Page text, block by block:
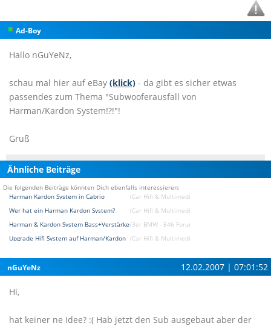
Ad-Boy
Hallo nGuYeNz,
schau mal hier auf eBay (klick) - da gibt es sicher etwas
passendes zum Thema "Subwooferausfall von
Harman/Kardon System!?!"!
Gruß
Ähnliche Beiträge
Die folgenden Beiträge könnten Dich ebenfalls interessieren:
Harman Kardon System in Cabrio
(Car Hifi & Multimedia & Navigation Forum)
Wer hat ein Harman Kardon System?
(Car Hifi & Multimedia & Navigation Forum)
Harman & Kardon System Bass+Verstärker(3er BMW - E46 Forum)
Upgrade Hifi System auf Harman/Kardon (Car Hifi & Multimedia & Navigation Forum)
nGuYeNz 12.02.2007 | 07:01:52
Hi,
hat keiner ne Idee? :( Hab jetzt den Sub ausgebaut aber der